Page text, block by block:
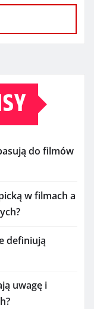
do filmów
w filmach a
definiują
uwagę i